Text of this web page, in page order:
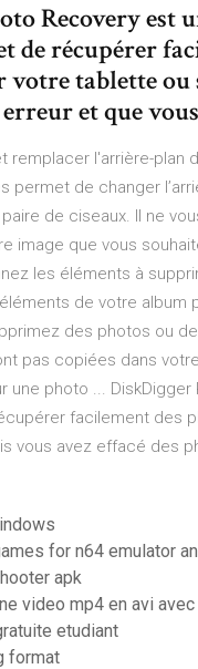
Recovery
de récupérer
votre tablette ou
et que
remplacer l'arrière-plan
permet de changer
de ciseaux. Il ne
image que vous
les éléments à
de votre album
des photos ou
pas copiées dans
une photo ...
facilement des
vous avez effacé des
for n64 emulator
apk
video mp4 en avi
etudiant
format